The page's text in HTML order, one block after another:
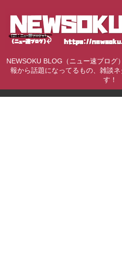
NEWSOKU BLOG（ニュー速ブログ
報から話題になってるもの、雑談
す！